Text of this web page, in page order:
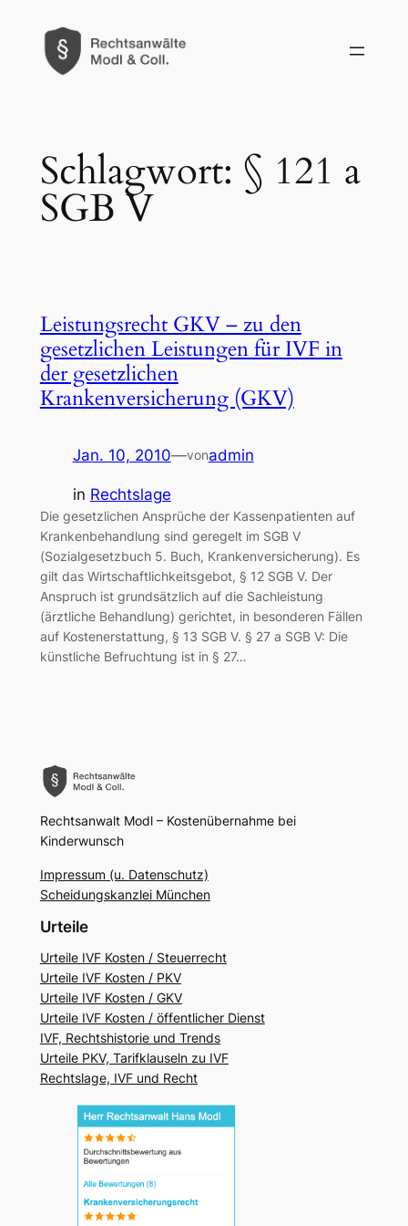
springen
Schlagwort: § 121 a
SGB V
Leistungsrecht GKV – zu den
gesetzlichen Leistungen für IVF in
der gesetzlichen
Krankenversicherung (GKV)
Jan. 10, 2010—vonadmin
in Rechtslage
Die gesetzlichen Ansprüche der Kassenpatienten auf
Krankenbehandlung sind geregelt im SGB V
(Sozialgesetzbuch 5. Buch, Krankenversicherung). Es
gilt das Wirtschaftlichkeitsgebot, § 12 SGB V. Der
Anspruch ist grundsätzlich auf die Sachleistung
(ärztliche Behandlung) gerichtet, in besonderen Fällen
auf Kostenerstattung, § 13 SGB V. § 27 a SGB V: Die
künstliche Befruchtung ist in § 27…
Rechtsanwalt Modl – Kostenübernahme bei
Kinderwunsch
Impressum (u. Datenschutz)
Scheidungskanzlei München
Urteile
Urteile IVF Kosten / Steuerrecht
Urteile IVF Kosten / PKV
Urteile IVF Kosten / GKV
Urteile IVF Kosten / öffentlicher Dienst
IVF, Rechtshistorie und Trends
Urteile PKV, Tarifklauseln zu IVF
Rechtslage, IVF und Recht